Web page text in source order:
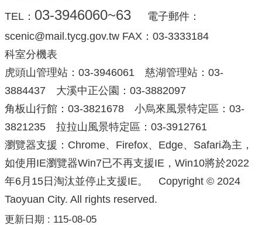
TEL： 03-3946060~63
電子郵件：
scenic@mail.tycg.gov.tw FAX：03-3333184
科室分機表
虎頭山管理站：03-3946061 慈湖管理站：03-
3884437 大溪中正公園：03-3882097
角板山行館：03-3821678 小烏來風景特定區：03-
3821235 拉拉山風景特定區：03-3912761
瀏覽器支援：Chrome、Firefox、Edge、Safari為主，
如使用IE瀏覽器Win7已不再支援IE，Win10將於2022
年6月15日淘汰並停止支援IE。 Copyright © 2024
Taoyuan City. All rights reserved.
更新日期 115-08-05